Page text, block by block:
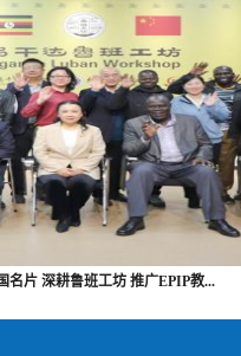
名片 深耕鲁班工坊 推广EPIP教...